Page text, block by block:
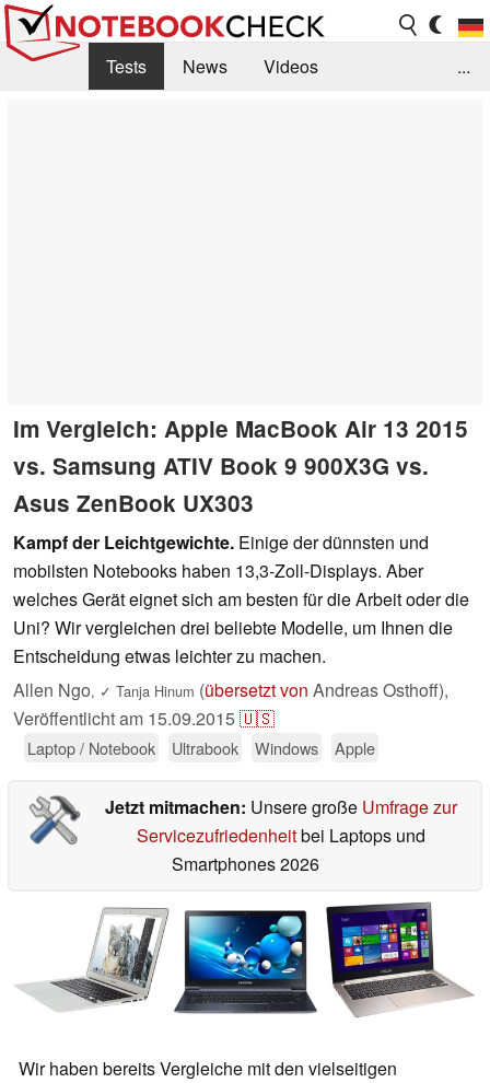
Tests News
Videos
...
Im Vergleich: Apple MacBook Air 13 2015
vs. Samsung ATIV Book 9 900X3G vs.
Asus ZenBook UX303
Kampf der Leichtgewichte. Einige der dünnsten und
mobilsten Notebooks haben 13,3-Zoll-Displays. Aber
welches Gerät eignet sich am besten für die Arbeit oder die
Uni? Wir vergleichen drei beliebte Modelle, um Ihnen die
Entscheidung etwas leichter zu machen.
Allen Ngo, ✓ Tanja Hinum (übersetzt von Andreas Osthoff),
Veröffentlicht am 15.09.2015🇺🇸
Laptop / Notebook Ultrabook Windows Apple
Jetzt mitmachen: Unsere große Umfrage zur
Servicezufriedenheitbei Laptops und
Smartphones 2026
Wir haben bereits Vergleiche mit den vielseitigen